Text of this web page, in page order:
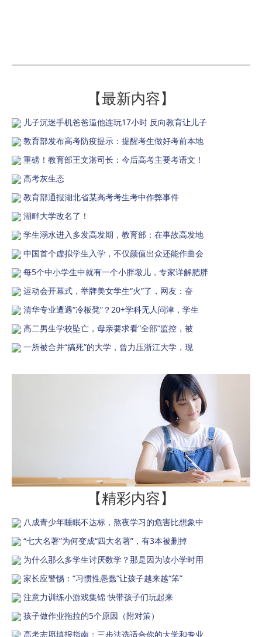
【最新内容】
儿子沉迷手机爸爸逼他连玩17小时 反向教育让儿子
教育部发布高考防疫提示：提醒考生做好考前本地
重磅！教育部王文湛司长：今后高考主要考语文！
高考灰生态
教育部通报湖北省某高考考生考中作弊事件
湖畔大学改名了！
学生溺水进入多发高发期，教育部：在事故高发地
中国首个虚拟学生入学，不仅颜值出众还能作曲会
每5个中小学生中就有一个小胖墩儿，专家详解肥胖
运动会开幕式，举牌美女学生“火”了，网友：奋
清华专业遭遇“冷板凳”？20+学科无人问津，学生
高二男生学校坠亡，母亲要求看“全部”监控，被
一所被合并“搞死”的大学，曾力压浙江大学，现
【精彩内容】
八成青少年睡眠不达标，熬夜学习的危害比想象中
“七大名著”为何变成“四大名著”，有3本被删掉
为什么那么多学生讨厌数学？那是因为读小学时用
家长应警惕：“习惯性愚蠢”让孩子越来越“笨”
注意力训练小游戏集锦 快带孩子们玩起来
孩子做作业拖拉的5个原因（附对策）
高考志愿填报指南：三步法选适合你的大学和专业